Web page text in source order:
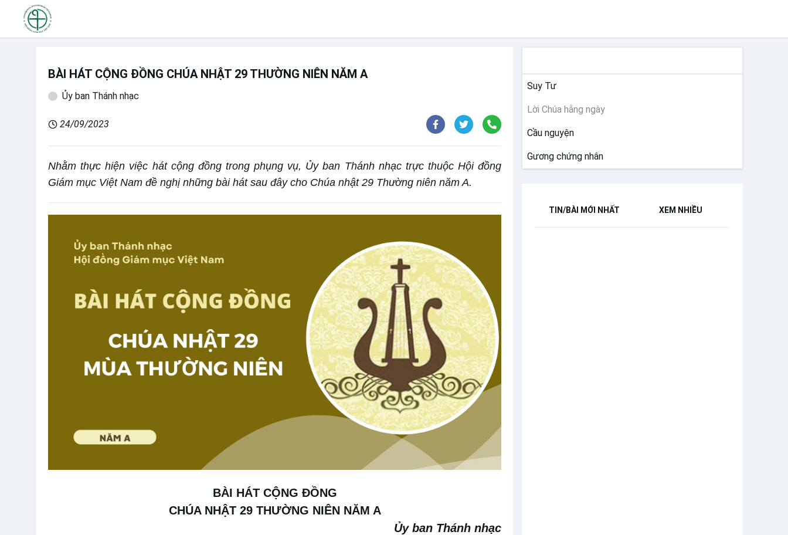
BÀI HÁT CỘNG ĐỒNG CHÚA NHẬT 29 THƯỜNG NIÊN NĂM A
Ủy ban Thánh nhạc
24/09/2023
Nhằm thực hiện việc hát cộng đồng trong phụng vụ, Ủy ban Thánh nhạc trực thuộc Hội đồng
Giám mục Việt Nam đề nghị những bài hát sau đây cho Chúa nhật 29 Thường niên năm A.
BÀI HÁT CỘNG ĐỒNG
CHÚA NHẬT 29THƯỜNG NIÊN NĂM A
Ủy ban Thánh nhạc
Suy Tư
Lời Chúa hằng ngày
Cầu nguyện
Gương chứng nhân
TIN/BÀI MỚI NHẤT XEM NHIỀU